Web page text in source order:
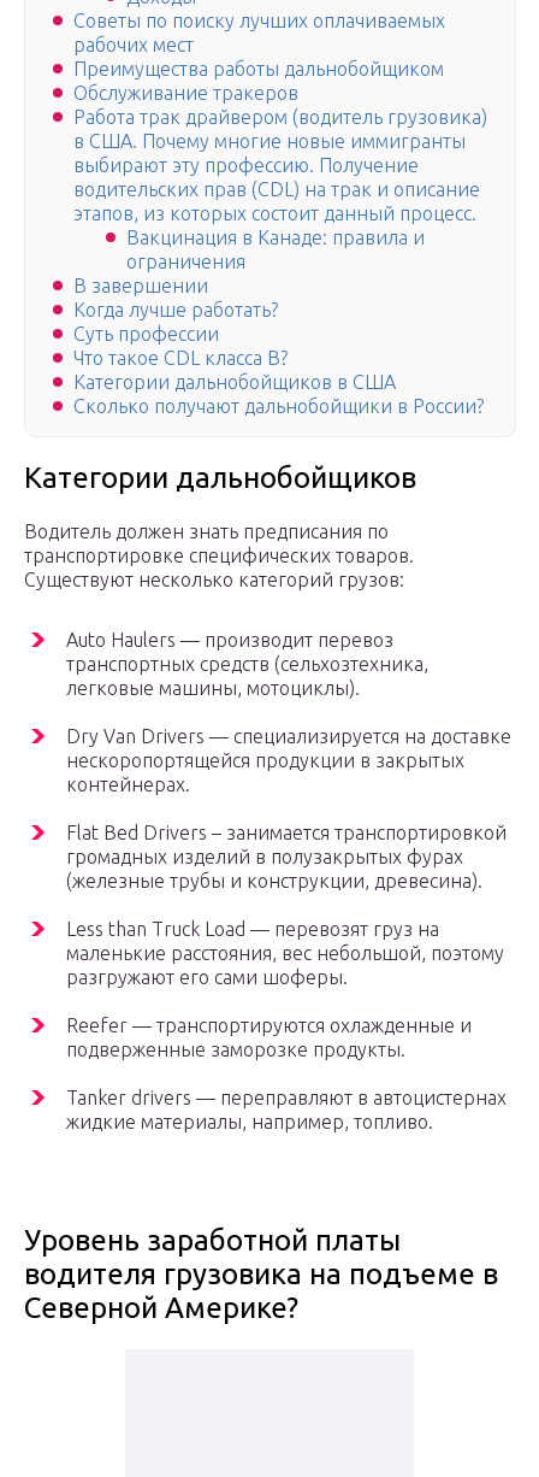
Советы по поиску лучших оплачиваемых
рабочих мест
Преимущества работы дальнобойщиком
Обслуживание тракеров
Работа трак драйвером (водитель грузовика)
в США. Почему многие новые иммигранты
выбирают эту профессию. Получение
водительских прав (CDL) на трак и описание
этапов, из которых состоит данный процесс.
Вакцинация в Канаде: правила и
ограничения
В завершении
Когда лучше работать?
Суть профессии
Что такое CDL класса B?
Категории дальнобойщиков в США
Сколько получают дальнобойщики в России?
Категории дальнобойщиков
Водитель должен знать предписания по
транспортировке специфических товаров.
Существуют несколько категорий грузов:
Auto Haulers — производит перевоз
транспортных средств (сельхозтехника,
легковые машины, мотоциклы).
Dry Van Drivers — специализируется на доставке
нескоропортящейся продукции в закрытых
контейнерах.
Flat Bed Drivers – занимается транспортировкой
громадных изделий в полузакрытых фурах
(железные трубы и конструкции, древесина).
Less than Truck Load — перевозят груз на
маленькие расстояния, вес небольшой, поэтому
разгружают его сами шоферы.
Reefer — транспортируются охлажденные и
подверженные заморозке продукты.
Tanker drivers — переправляют в автоцистернах
жидкие материалы, например, топливо.
Уровень заработной платы
водителя грузовика на подъеме в
Северной Америке?